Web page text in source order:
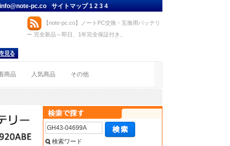
info@note-pc.co サイトマップ1234
【note-pc.co】ノートPC交換・互換用バッテリ
ー 完全新品～即日、1年完全保証付き。
商品 人気商品 その他
検索ワード